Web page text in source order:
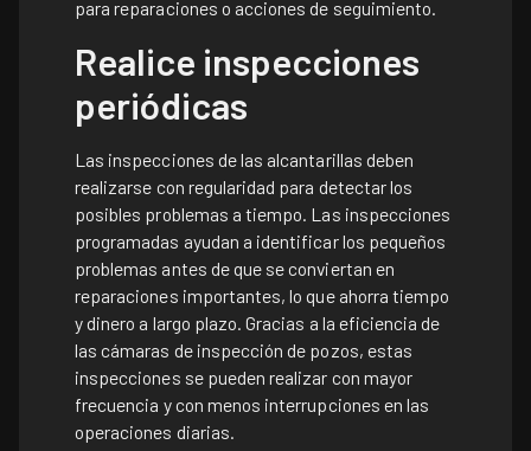
para reparaciones o acciones de seguimiento.
Realice inspecciones
periódicas
Las inspecciones de las alcantarillas deben
realizarse con regularidad para detectar los
posibles problemas a tiempo. Las inspecciones
programadas ayudan a identificar los pequeños
problemas antes de que se conviertan en
reparaciones importantes, lo que ahorra tiempo
y dinero a largo plazo. Gracias a la eficiencia de
las cámaras de inspección de pozos, estas
inspecciones se pueden realizar con mayor
frecuencia y con menos interrupciones en las
operaciones diarias.